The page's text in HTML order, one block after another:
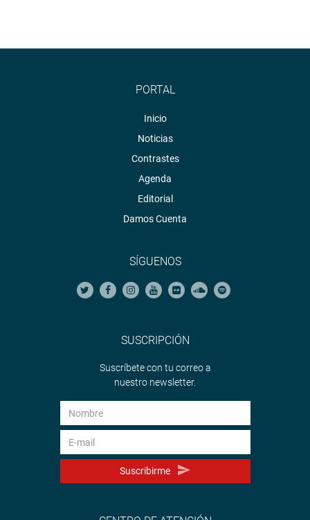
PORTAL
Inicio
Noticias
Contrastes
Agenda
Editorial
Damos Cuenta
SÍGUENOS
SUSCRIPCIÓN
Suscríbete con tu correo a
nuestro newsletter.
Suscribirme